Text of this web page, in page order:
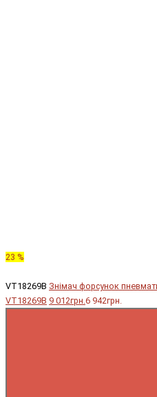
23 %
VT18269B Знімач форсунок
VT18269B 9 012грн.6 942грн.